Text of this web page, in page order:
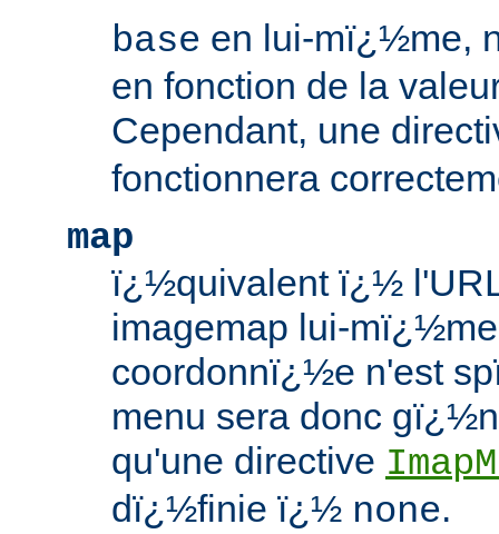
base en lui-mï¿½me,
en fonction de la
Cependant, une
fonctionnera
map
ï¿½quivalent ï¿½
imagemap lui-
coordonnï¿½e n'est
menu sera donc
qu'une directive
dï¿½finie ï¿½ none.